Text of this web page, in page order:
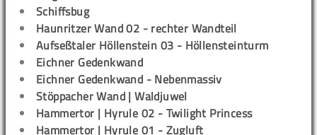
Schiffsbug
Haunritzer Wand 02 - rechter Wandteil
Aufseßtaler Höllenstein 03 - Höllensteinturm
Eichner Gedenkwand
Eichner Gedenkwand - Nebenmassiv
Stöppacher Wand | Waldjuwel
Hammertor | Hyrule 02 - Twilight Princess
Hammertor | Hyrule 01 - Zugluft